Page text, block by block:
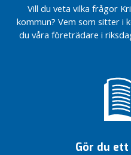
Vill du veta vilka frågor
kommun? Vem som sitter i
du våra företrädare i
Gör du